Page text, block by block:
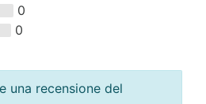
0
0
una recensione del